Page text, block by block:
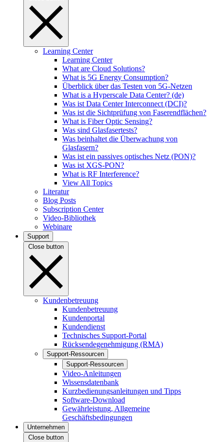
Learning Center
Learning Center
What are Cloud Solutions?
What is 5G Energy Consumption?
Überblick über das Testen von 5G-Netzen
What is a Hyperscale Data Center? (de)
Was ist Data Center Interconnect (DCI)?
Was ist die Sichtprüfung von Faserendflächen?
What is Fiber Optic Sensing?
Was sind Glasfasertests?
Was beinhaltet die Überwachung von
Glasfasern?
Was ist ein passives optisches Netz (PON)?
Was ist XGS-PON?
What is RF Interference?
View All Topics
Literatur
Blog Posts
Subscription Center
Video-Bibliothek
Webinare
Support
Close button
Kundenbetreuung
Kundenbetreuung
Kundenportal
Kundendienst
Technisches Support-Portal
Rücksendegenehmigung (RMA)
Support-Ressourcen
Support-Ressourcen
Video-Anleitungen
Wissensdatenbank
Kurzbedienungsanleitungen und Tipps
Software-Download
Gewährleistung, Allgemeine
Geschäftsbedingungen
Unternehmen
Close button